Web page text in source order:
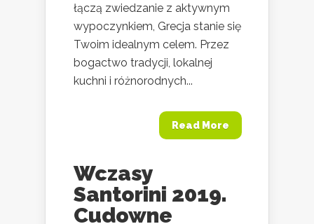
łączą zwiedzanie z aktywnym
wypoczynkiem, Grecja stanie się
Twoim idealnym celem. Przez
bogactwo tradycji, lokalnej
kuchni i różnorodnych...
Read More
Wczasy
Santorini 2019.
Cudowne